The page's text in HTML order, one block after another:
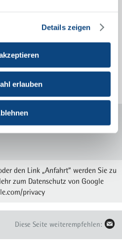
Details zeigen
erlauben
den Link „Anfahrt“ werden Sie zu
zum Datenschutz von Google
privacy
Diese Seite weiterempfehlen: